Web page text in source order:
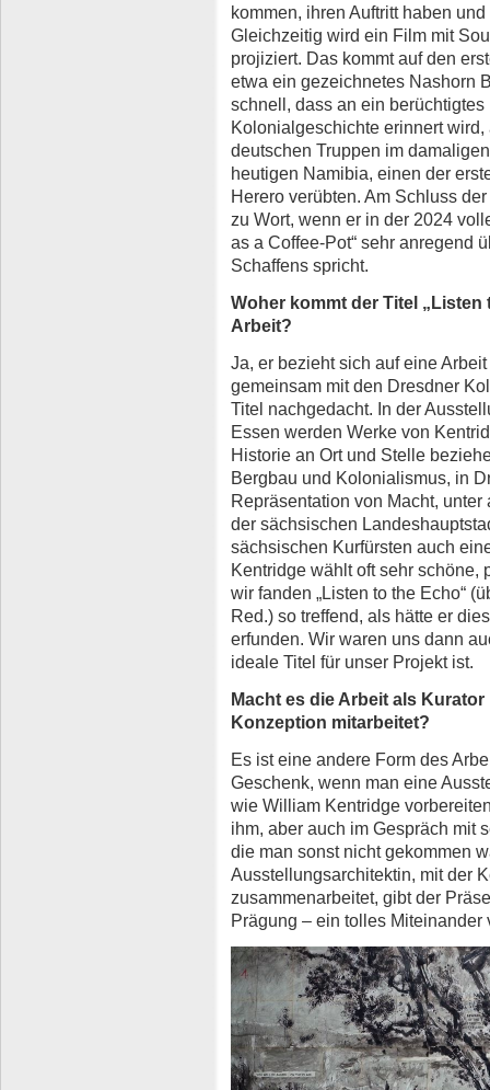
kommen, ihren Auftritt haben
Gleichzeitig wird ein Film mit
projiziert. Das kommt auf den
etwa ein gezeichnetes Nashorn
schnell, dass an ein
Kolonialgeschichte erinnert
deutschen Truppen im
heutigen Namibia, einen der
Herero verübten. Am Schluss
zu Wort, wenn er in der 2024
as a Coffee-Pot“ sehr anregend
Schaffens spricht.
Woher kommt der Titel
Arbeit?
Ja, er bezieht sich auf eine
gemeinsam mit den Dresdner
Titel nachgedacht. In der
Essen werden Werke von
Historie an Ort und Stelle
Bergbau und Kolonialismus, in
Repräsentation von Macht,
der sächsischen
sächsischen Kurfürsten auch
Kentridge wählt oft sehr schöne,
wir fanden „Listen to the Echo“
Red.) so treffend, als hätte er
erfunden. Wir waren uns dann
ideale Titel für unser Projekt ist.
Macht es die Arbeit als
Konzeption mitarbeitet?
Es ist eine andere Form des
Geschenk, wenn man eine
wie William Kentridge
ihm, aber auch im Gespräch mit
die man sonst nicht gekommen
Ausstellungsarchitektin, mit der
zusammenarbeitet, gibt der
Prägung – ein tolles